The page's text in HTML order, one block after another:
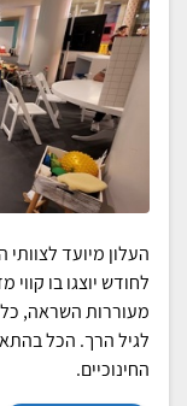
העלון מיועד לצוותי
לחודש יוצגו בו
מעוררות השראה,
לגיל הרך. הכל
החינוכיים.